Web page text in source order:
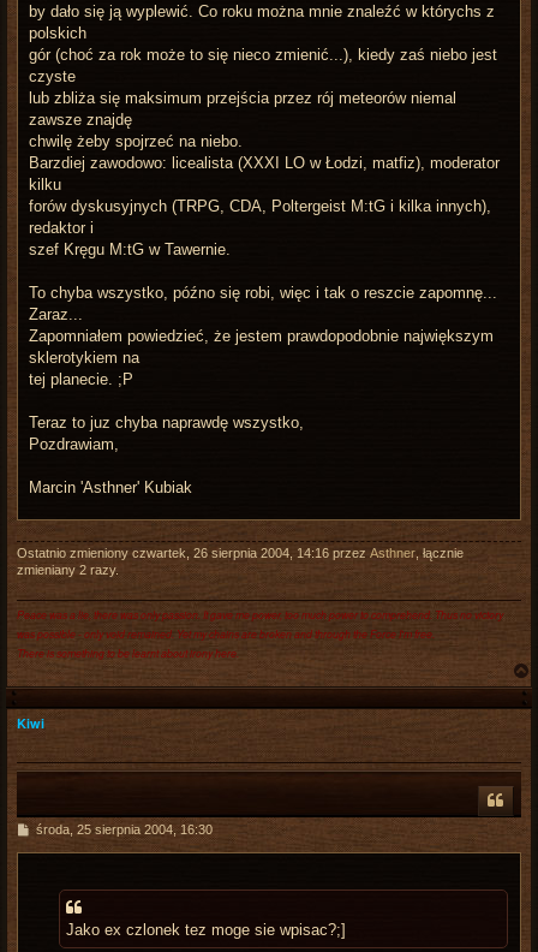
by dało się ją wyplewić. Co roku można mnie znaleźć w którychs z
polskich
gór (choć za rok może to się nieco zmienić...), kiedy zaś niebo jest
czyste
lub zbliża się maksimum przejścia przez rój meteorów niemal
zawsze znajdę
chwilę żeby spojrzeć na niebo.
Barzdiej zawodowo: licealista (XXXI LO w Łodzi, matfiz), moderator
kilku
forów dyskusyjnych (TRPG, CDA, Poltergeist M:tG i kilka innych),
redaktor i
szef Kręgu M:tG w Tawernie.
To chyba wszystko, późno się robi, więc i tak o reszcie zapomnę...
Zaraz...
Zapomniałem powiedzieć, że jestem prawdopodobnie największym
sklerotykiem na
tej planecie. ;P
Teraz to juz chyba naprawdę wszystko,
Pozdrawiam,
Marcin 'Asthner' Kubiak
Ostatnio zmieniony czwartek, 26 sierpnia 2004, 14:16 przez Asthner , łącznie
zmieniany 2 razy.
Peace was a lie, there was only passion. It gave me power, too much power to comprehend. Thus no victory
was possible - only void remained. Yet my chains are broken and through the Force I'm free.
There is something to be learnt about irony here.
Kiwi
Pśroda, 25 sierpnia 2004, 16:30
Jako ex czlonek tez moge sie wpisac?;]